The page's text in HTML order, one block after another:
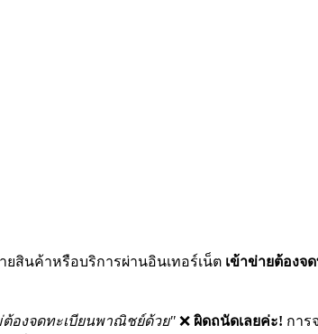
สินค้าหรือบริการผ่านอินเทอร์เน็ต เข้าข่ายต้องจ
ต้องจดทะเบียนพาณิชย์ด้วย" ❌ ผิดถนัดเลยค่ะ! การ